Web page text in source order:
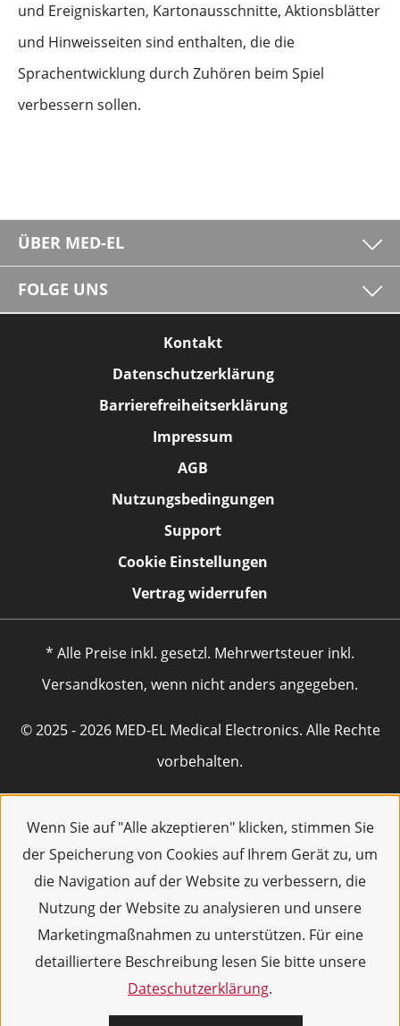
Wenn Sie auf "Alle akzeptieren" klicken, stimmen Sie
der Speicherung von Cookies auf Ihrem Gerät zu, um
die Navigation auf der Website zu verbessern, die
Nutzung der Website zu analysieren und unsere
Marketingmaßnahmen zu unterstützen. Für eine
detailliertere Beschreibung lesen Sie bitte unsere
Dateschutzerklärung.
und Ereigniskarten, Kartonausschnitte, Aktionsblätter
und Hinweisseiten sind enthalten, die die
Sprachentwicklung durch Zuhören beim Spiel
verbessern sollen.
ÜBER MED-EL
FOLGE UNS
Kontakt
Datenschutzerklärung
Barrierefreiheitserklärung
Impressum
AGB
Nutzungsbedingungen
Support
Cookie Einstellungen
Vertrag widerrufen
* Alle Preise inkl. gesetzl. Mehrwertsteuer inkl.
Versandkosten, wenn nicht anders angegeben.
© 2025 - 2026 MED-EL Medical Electronics. Alle Rechte
vorbehalten.